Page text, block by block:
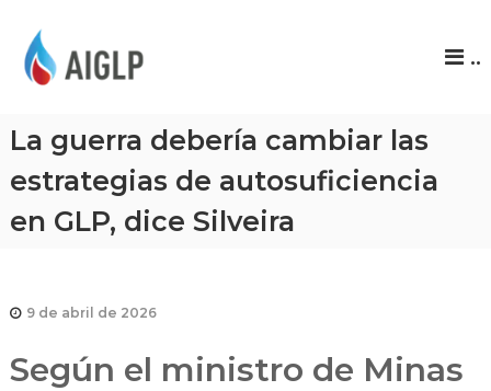
P
..
La guerra debería cambiar las
estrategias de autosuficiencia
en GLP, dice Silveira
9 de abril de 2026
Según el ministro de Minas